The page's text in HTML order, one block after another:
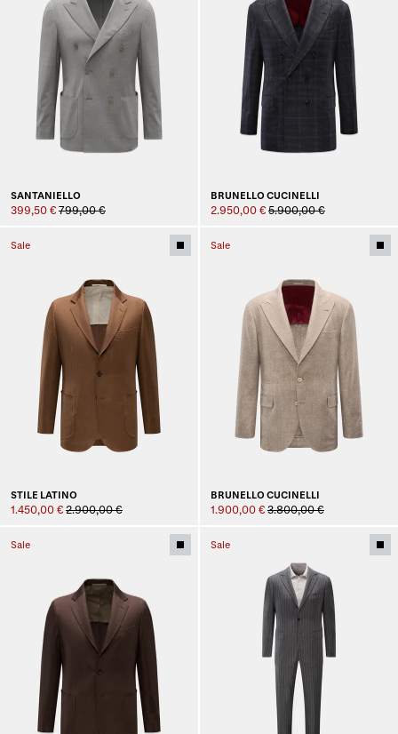
SANTANIELLO
399,50 € 799,00 €
BRUNELLO CUCINELLI
2.950,00 € 5.900,00 €
Sale
STILE LATINO
1.450,00 € 2.900,00 €
Sale
BRUNELLO CUCINELLI
1.900,00 € 3.800,00 €
Sale Sale